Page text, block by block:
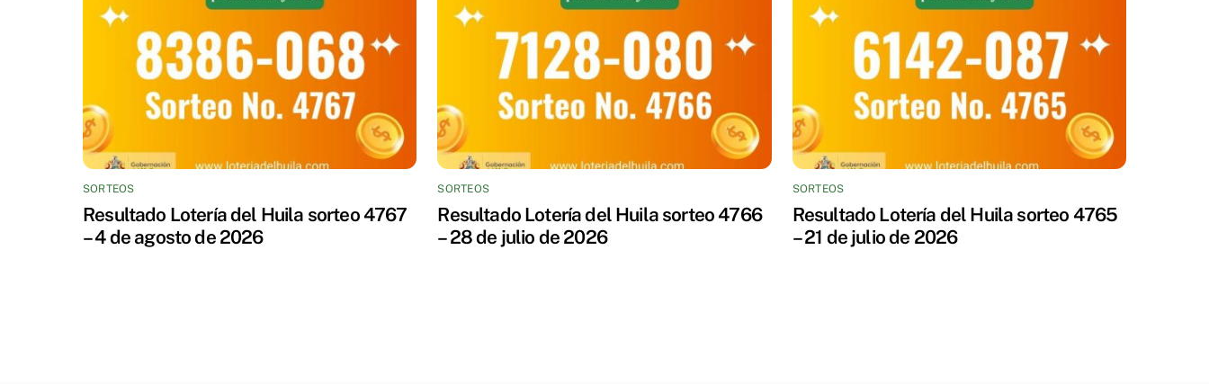
SORTEOS
Resultado Lotería del Huila sorteo 4767
– 4 de agosto de 2026
SORTEOS
Resultado Lotería del Huila sorteo 4766
– 28 de julio de 2026
SORTEOS
Resultado Lotería del Huila sorteo 4765
– 21 de julio de 2026